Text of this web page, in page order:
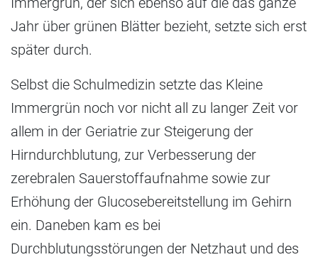
Jahr über grünen Blätter bezieht, setzte sich erst
später durch.
Selbst die Schulmedizin setzte das Kleine
Immergrün noch vor nicht all zu langer Zeit vor
allem in der Geriatrie zur Steigerung der
Hirndurchblutung, zur Verbesserung der
zerebralen Sauerstoffaufnahme sowie zur
Erhöhung der Glucosebereitstellung im Gehirn
ein. Daneben kam es bei
Durchblutungsstörungen der Netzhaut und des